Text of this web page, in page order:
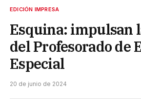
EDICIÓN IMPRESA
Esquina: impulsan
del Profesorado de
Especial
20 de junio de 2024